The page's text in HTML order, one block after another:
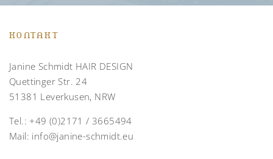
KONTAKT
Janine Schmidt HAIR DESIGN
Quettinger Str. 24
51381 Leverkusen, NRW
Tel.:+49 (0)2171 / 3665494
Mail: info@janine-schmidt.eu